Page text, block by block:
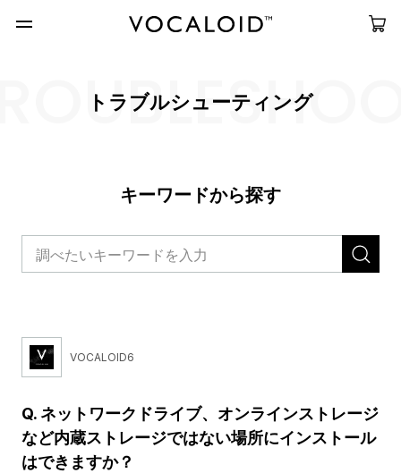
トラブルシューティング
キーワードから探す
VOCALOID6
Q. ネットワークドライブ、オンラインストレージ
など内蔵ストレージではない場所にインストール
はできますか？